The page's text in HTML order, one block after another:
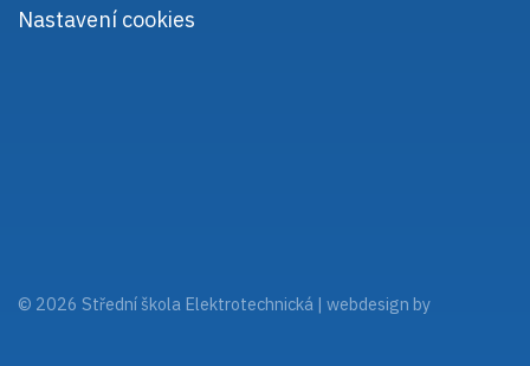
Nastavení cookies
© 2026 Střední škola Elektrotechnická | webdesign by